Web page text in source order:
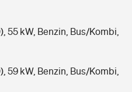
55 kW, Benzin, Bus/Kombi,
59 kW, Benzin, Bus/Kombi,